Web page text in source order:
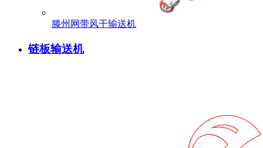
滕州网带风干输送机
链板输送机